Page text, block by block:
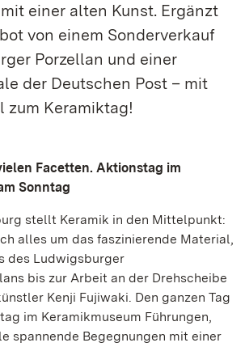
einer alten Kunst. Ergänzt
von einem Sonderverkauf
Porzellan und einer
der Deutschen Post – mit
zum Keramiktag!
Facetten. Aktionstag im
Sonntag
stellt Keramik in den Mittelpunkt:
alles um das faszinierende Material,
des Ludwigsburger
bis zur Arbeit an der Drehscheibe
Kenji Fujiwaki. Den ganzen Tag
im Keramikmuseum Führungen,
spannende Begegnungen mit einer